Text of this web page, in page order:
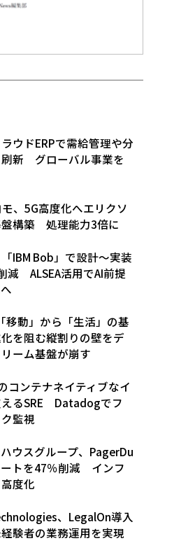
ウドERPで需給管理や分
新 グローバル事業を
、5G高度化へエリクソ
盤構築 処理能力3倍に
IBM Bob」で設計〜実装
減 ALSEA活用でAI前提
移動」から「生活」の基
を阻む縦割りの壁をデ
ーム基盤が崩す
コンテナネイティブなイ
えるSRE Datadogでフ
監視
ウスグループ、PagerDu
トを47％削減 インフ
度化
、LegalOn導入
験者の業務運用を実現